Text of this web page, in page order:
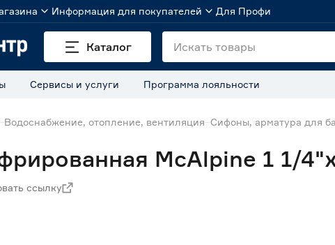
Информация для покупателей Для Профи
Каталог
Сервисы и услуги Программа лояльности
Водоснабжение, отопление, вентиляция Сифоны, арматура для
McAlpine 1 1/
ссылку